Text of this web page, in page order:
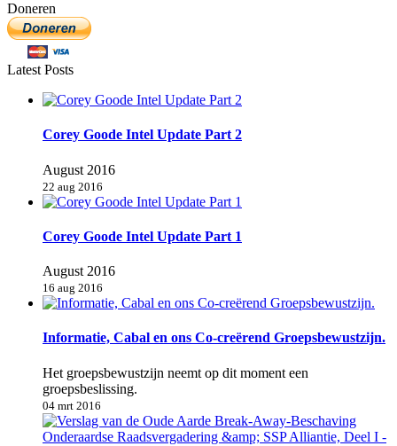
Doneren
Latest Posts
Corey Goode Intel Update Part 2
August 2016
22 aug 2016
Corey Goode Intel Update Part 1
August 2016
16 aug 2016
Informatie, Cabal en ons Co-creërend Groepsbewustzijn.
Het groepsbewustzijn neemt op dit moment een
groepsbeslissing.
04 mrt 2016